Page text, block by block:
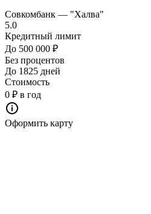
Совкомбанк — "Халва"
5.0
Кредитный лимит
До 500 000 ₽
Без процентов
До 1825 дней
Стоимость
0 ₽ в год
Оформить карту